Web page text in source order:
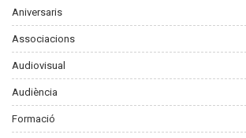
Aniversaris
Associacions
Audiovisual
Audiència
Formació